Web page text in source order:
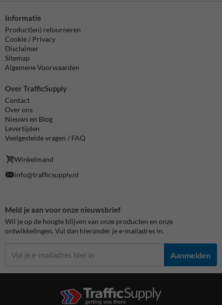
Informatie
Product(en) retourneren
Cookie / Privacy
Disclaimer
Sitemap
Algemene Voorwaarden
Over TrafficSupply
Contact
Over ons
Nieuws en Blog
Levertijden
Veelgestelde vragen / FAQ
Winkelmand
info@trafficsupply.nl
Meld je aan voor onze nieuwsbrief
Wil je op de hoogte blijven van onze producten en onze
ontwikkelingen. Vul dan hieronder je e-mailadres in.
Aanmelden